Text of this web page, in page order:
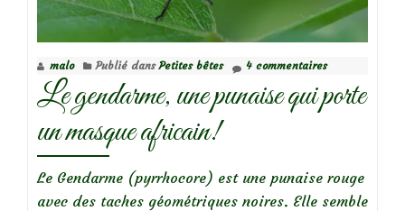
bêtes!
(2)
malo Publié dansPetites bêtes 4 commentaires
Le gendarme, une punaise qui porte
un masque africain!
Le Gendarme (pyrrhocore) est une punaise rouge
avec des taches géométriques noires. Elle semble